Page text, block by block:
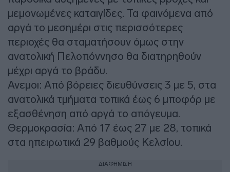
μεμονωμένες καταιγίδες. Τα φαινόμενα από
αργά το μεσημέρι στις περισσότερες
περιοχές θα σταματήσουν όμως στην
ανατολική Πελοπόννησο θα διατηρηθούν
μέχρι αργά το βράδυ.
Ανεμοι: Από βόρειες διευθύνσεις 3 με 5, στα
ανατολικά τμήματα τοπικά έως 6 μποφόρ με
εξασθένηση από αργά το απόγευμα.
Θερμοκρασία: Από 17 έως 27 με 28, τοπικά
στα ηπειρωτικά 29 βαθμούς Κελσίου.
ΔΙΑΦΗΜΙΣΗ